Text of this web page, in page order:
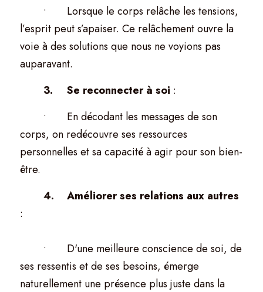
l’esprit peut s’apaiser. Ce relâchement ouvre la
voie à des solutions que nous ne voyions pas
auparavant.
	3.	Se reconnecter à soi
:
corps, on redécouvre ses ressources
personnelles et sa capacité à agir pour son bien-
être.
	4.	Améliorer ses relations aux autres
:
ses ressentis et de ses besoins, émerge
naturellement une présence plus juste dans la